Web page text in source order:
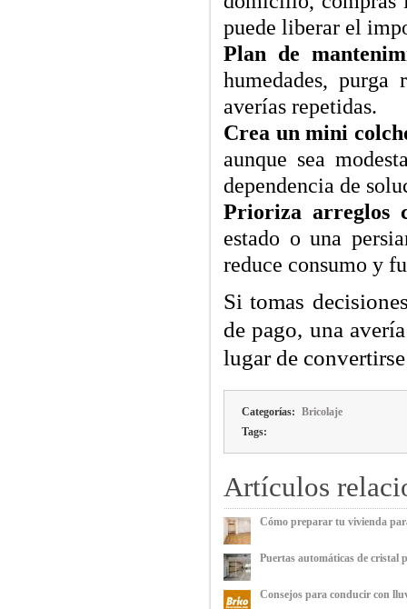
puede liberar el
Plan de
humedades, purga
averías repetidas.
Crea un mini
aunque sea
dependencia de
Prioriza arreglos
estado o una
reduce consumo y
Si tomas
de pago, una
lugar de
Categorías: Bricolaje
Tags:
Artículos
Cómo preparar tu vivienda
Puertas automáticas de cristal
Consejos para conducir con